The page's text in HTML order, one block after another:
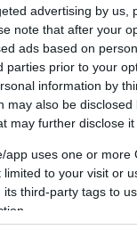
advertising by us,
note that after your
ads based on
parties prior to your
information by
may also be
may further disclose
app uses one or
to your visit or
third-party tags to